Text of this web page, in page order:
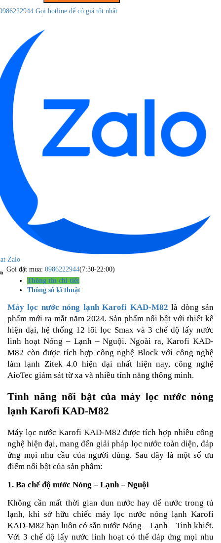
Gọi hotline để có giá tốt nhất
Zalo
Gọi đặt mua: 0986222944(7:30-22:00)
Thông tin chi tiết
Thông số kĩ thuật
Máy lọc nước nóng lạnh Karofi KAD-M82 là dòng sản
phẩm mới ra mắt năm 2024. Sản phẩm nổi bật với thiết kế
hiện đại, hệ thống 12 lõi lọc Smax và 3 chế độ lấy nước
linh hoạt Nóng – Lạnh – Nguội. Ngoài ra, Karofi KAD-
M82 còn được tích hợp công nghệ Block với công nghệ
làm lạnh Zitek 4.0 hiện đại nhất hiện nay, công nghệ
AioTec giám sát từ xa và nhiều tính năng thông minh.
Tính năng nổi bật của máy lọc nước nóng
lạnh Karofi KAD-M82
Máy lọc nước Karofi KAD-M82 được tích hợp nhiều công
nghệ hiện đại, mang đến giải pháp lọc nước toàn diện, đáp
ứng mọi nhu cầu của người dùng. Sau đây là một số ưu
điểm nổi bật của sản phẩm:
1. Ba chế độ nước Nóng – Lạnh – Nguội
Không cần mất thời gian đun nước hay để nước trong tủ
lạnh, khi sở hữu chiếc máy lọc nước nóng lạnh Karofi
KAD-M82 bạn luôn có sẵn nước Nóng – Lạnh – Tinh khiết.
Với 3 chế độ lấy nước linh hoạt có thể đáp ứng mọi nhu